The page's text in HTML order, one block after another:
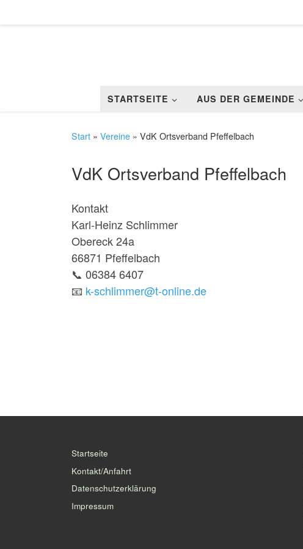
STARTSEITE AUS DER GEMEINDE
Start » Vereine » VdK Ortsverband Pfeffelbach
VdK Ortsverband Pfeffelbach
Kontakt
Karl-Heinz Schlimmer
Obereck 24a
66871 Pfeffelbach
📞 06384 6407
📧 k-schlimmer@t-online.de
Startseite
Kontakt/Anfahrt
Datenschutzerklärung
Impressum